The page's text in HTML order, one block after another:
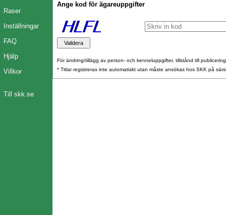
Raser
Inställningar
FAQ
Hjälp
Villkor
Till skk.se
Ange kod för ägareuppgifter
För ändring/tillägg av person- och kenneluppgifter, tillstånd till
* Titlar registreras inte automatiskt utan måste ansökas hos SKK på